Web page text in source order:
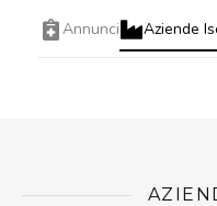
Annunci Aziende